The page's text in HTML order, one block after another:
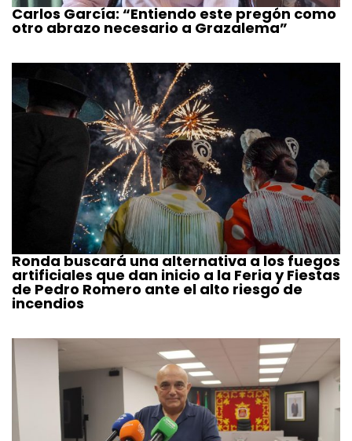
Carlos García: “Entiendo este pregón como
otro abrazo necesario a Grazalema”
Ronda buscará una alternativa a los fuegos
artificiales que dan inicio a la Feria y Fiestas
de Pedro Romero ante el alto riesgo de
incendios